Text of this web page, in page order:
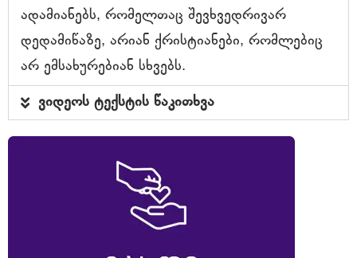
ადამიანებს, რომელთაც შევხვედრივარ
დედამიწაზე, არიან ქრისტიანები, რომლებიც
არ ემსახურებიან სხვებს.
ვიდეოს ტექსტის წაკითხვა